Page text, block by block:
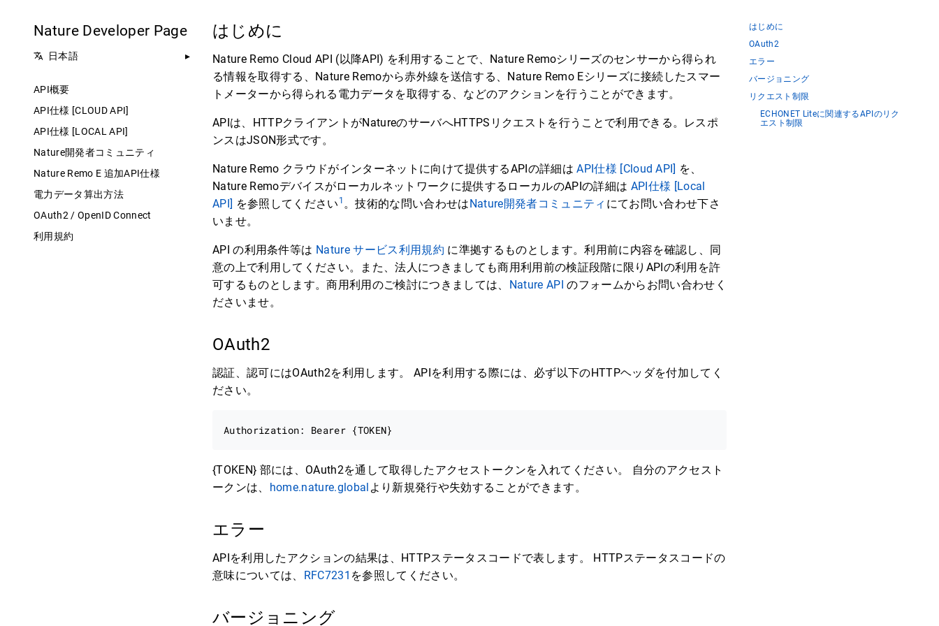
Nature Developer Page
日本語
API概要
API仕様 [CLOUD API]
API仕様 [LOCAL API]
Nature開発者コミュニティ
Nature Remo E 追加API仕様
電力データ算出方法
OAuth2 / OpenID Connect
利用規約
はじめに
Nature Remo Cloud API (以降API) を利用することで、Nature Remoシリーズのセンサーから得られ
る情報を取得する、Nature Remoから赤外線を送信する、Nature Remo Eシリーズに接続したスマー
トメーターから得られる電力データを取得する、などのアクションを行うことができます。
APIは、HTTPクライアントがNatureのサーバへHTTPSリクエストを行うことで利用できる。レスポ
ンスはJSON形式です。
Nature Remo クラウドがインターネットに向けて提供するAPIの詳細はAPI仕様 [Cloud API] を、
Nature Remoデバイスがローカルネットワークに提供するローカルのAPIの詳細は API仕様 [Local
API] を参照してください 1 。技術的な問い合わせはNature開発者コミュニティ にてお問い合わせ下さ
いませ。
API の利用条件等は Nature サービス利用規約 に準拠するものとします。利用前に内容を確認し、同
意の上で利用してください。また、法人につきましても商用利用前の検証段階に限りAPIの利用を許
可するものとします。商用利用のご検討につきましては、 Nature API のフォームからお問い合わせく
ださいませ。
OAuth2
認証、認可にはOAuth2を利用します。 APIを利用する際には、必ず以下のHTTPヘッダを付加してく
ださい。
{TOKEN} 部には、OAuth2を通して取得したアクセストークンを入れてください。 自分のアクセスト
ークンは、 home.nature.global より新規発行や失効することができます。
エラー
APIを利用したアクションの結果は、HTTPステータスコードで表します。 HTTPステータスコードの
意味については、 RFC7231 を参照してください。
バージョニング
はじめに
OAuth2
エラー
バージョニング
リクエスト制限
ECHONET Liteに関連するAPIのリク
エスト制限